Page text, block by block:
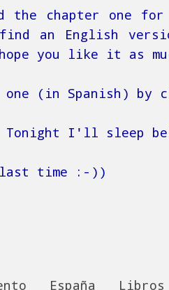
the chapter one
an English
you like it as
one (in Spanish) by
I'll sleep
last time :-))
España Libros